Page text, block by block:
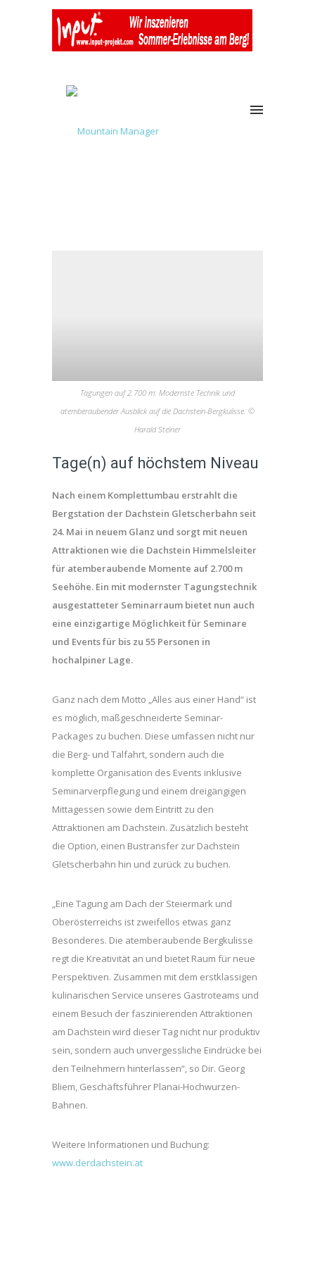
Tagungen auf 2.700 m: Modernste Technik und
atemberaubender Ausblick auf die Dachstein-Bergkulisse. ©
Harald Steiner
Tage(n) auf höchstem Niveau
Nach einem Komplettumbau erstrahlt die
Bergstation der Dachstein Gletscherbahn seit
24. Mai in neuem Glanz und sorgt mit neuen
Attraktionen wie die Dachstein Himmelsleiter
für atemberaubende Momente auf 2.700 m
Seehöhe. Ein mit modernster Tagungstechnik
ausgestatteter Seminarraum bietet nun auch
eine einzigartige Möglichkeit für Seminare
und Events für bis zu 55 Personen in
hochalpiner Lage.
Ganz nach dem Motto „Alles aus einer Hand“ ist
es möglich, maßgeschneiderte Seminar-
Packages zu buchen. Diese umfassen nicht nur
die Berg- und Talfahrt, sondern auch die
komplette Organisation des Events inklusive
Seminarverpflegung und einem dreigängigen
Mittagessen sowie dem Eintritt zu den
Attraktionen am Dachstein. Zusätzlich besteht
die Option, einen Bustransfer zur Dachstein
Gletscherbahn hin und zurück zu buchen.
„Eine Tagung am Dach der Steiermark und
Oberösterreichs ist zweifellos etwas ganz
Besonderes. Die atemberaubende Bergkulisse
regt die Kreativität an und bietet Raum für neue
Perspektiven. Zusammen mit dem erstklassigen
kulinarischen Service unseres Gastroteams und
einem Besuch der faszinierenden Attraktionen
am Dachstein wird dieser Tag nicht nur produktiv
sein, sondern auch unvergessliche Eindrücke bei
den Teilnehmern hinterlassen“, so Dir. Georg
Bliem, Geschäftsführer Planai-Hochwurzen-
Bahnen.
Weitere Informationen und Buchung:
www.derdachstein.at